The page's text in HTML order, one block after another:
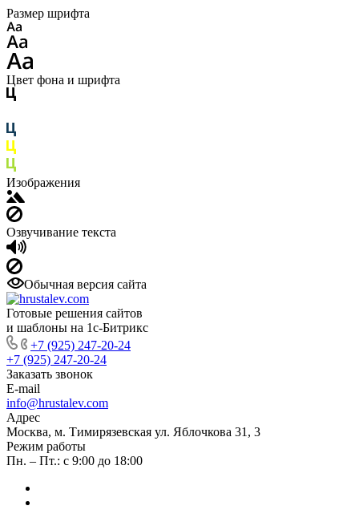
Размер шрифта
Цвет фона и шрифта
Изображения
Озвучивание текста
Обычная версия сайта
Готовые решения сайтов
и шаблоны на 1с-Битрикс
+7 (925) 247-20-24
+7 (925) 247-20-24
Заказать звонок
E-mail
info@hrustalev.com
Адрес
Москва, м. Тимирязевская ул. Яблочкова 31, 3
Режим работы
Пн. – Пт.: с 9:00 до 18:00